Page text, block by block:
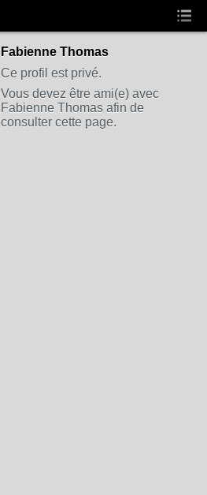
Fabienne Thomas
Ce profil est privé.
Vous devez être ami(e) avec
Fabienne Thomas afin de
consulter cette page.